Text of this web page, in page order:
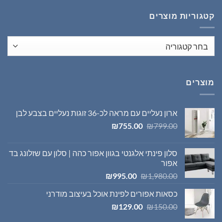
קטגוריות מוצרים
מוצרים
ארון נעליים עם מראה לכ-36 זוגות נעליים בצבע לבן
₪799.00
המחיר
₪799.00.
₪755.00
המחיר
₪755.00.
סלון פינתי אלגנטי בגוון אפור כהה | סלון עם שזלונג בד
אפור
₪1,980.00
המחיר
היה:
₪1,980.00.
₪995.00
המחיר
הוא:
כסאות אפורים לפינת אוכל בעיצוב מודרני
₪150.00
המחיר ₪129.00
המחיר